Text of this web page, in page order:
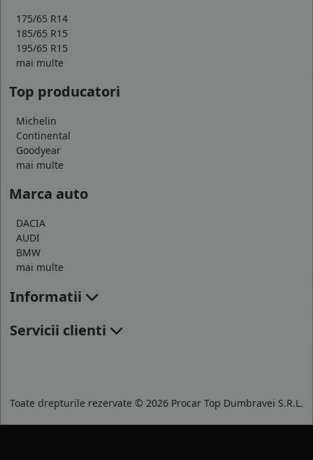
175/65 R14
185/65 R15
195/65 R15
mai multe
Top producatori
Michelin
Continental
Goodyear
mai multe
Marca auto
DACIA
AUDI
BMW
mai multe
Informatii
Servicii clienti
Toate drepturile rezervate © 2026 Procar Top Dumbravei S.R.L.